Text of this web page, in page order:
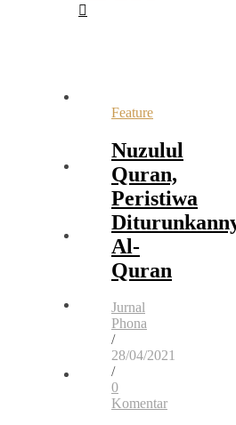
Feature
Nuzulul
Quran,
Peristiwa
Al-
Quran
Jurnal
Phona
/
28/04/2021
/
0
Komentar